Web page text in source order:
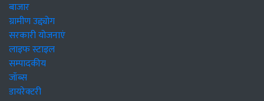
बाजार
ग्रामीण उद्द्योग
सरकारी योजनाएं
लाइफ स्टाइल
सम्पादकीय
जॉब्स
डायरेक्टरी